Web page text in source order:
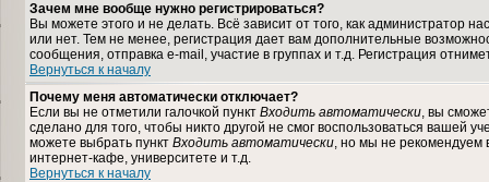
Зачем мне вообще нужно регистрироваться?
Вы можете этого и не делать. Всё зависит от того, как
или нет. Тем не менее, регистрация дает вам дополнительные
сообщения, отправка e-mail, участие в группах и т.д. Регистрация
Вернуться к началу
Почему меня автоматически отключает?
Если вы не отметили галочкой пункт Входить автоматически, вы
сделано для того, чтобы никто другой не смог воспользоваться вашей
можете выбрать пункт Входить автоматически, но мы не рекомендуем
интернет-кафе, университете и т.д.
Вернуться к началу